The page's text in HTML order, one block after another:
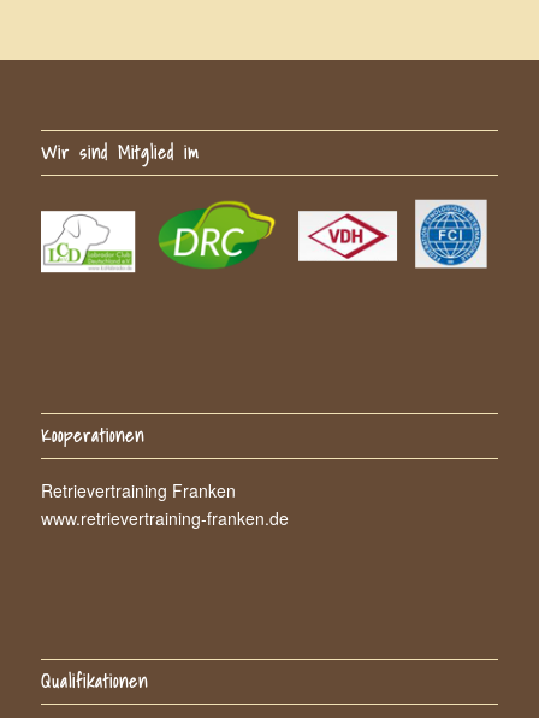
Wir sind Mitglied im
Kooperationen
Retrievertraining Franken
www.retrievertraining-franken.de
Qualifikationen